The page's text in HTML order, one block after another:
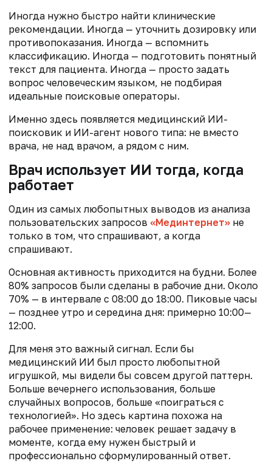
Иногда нужно быстро найти клинические
рекомендации. Иногда — уточнить дозировку или
противопоказания. Иногда — вспомнить
классификацию. Иногда — подготовить понятный
текст для пациента. Иногда — просто задать
вопрос человеческим языком, не подбирая
идеальные поисковые операторы.
Именно здесь появляется медицинский ИИ-
поисковик и ИИ-агент нового типа: не вместо
врача, не над врачом, а рядом с ним.
Врач использует ИИ тогда, когда
работает
Один из самых любопытных выводов из анализа
пользовательских запросов «Мединтернет» не
только в том, что спрашивают, а когда
спрашивают.
Основная активность приходится на будни. Более
80% запросов были сделаны в рабочие дни. Около
70% — в интервале с 08:00 до 18:00. Пиковые часы
— позднее утро и середина дня: примерно 10:00—
12:00.
Для меня это важный сигнал. Если бы
медицинский ИИ был просто любопытной
игрушкой, мы видели бы совсем другой паттерн.
Больше вечернего использования, больше
случайных вопросов, больше «поиграться с
технологией». Но здесь картина похожа на
рабочее применение: человек решает задачу в
моменте, когда ему нужен быстрый и
профессионально сформулированный ответ.